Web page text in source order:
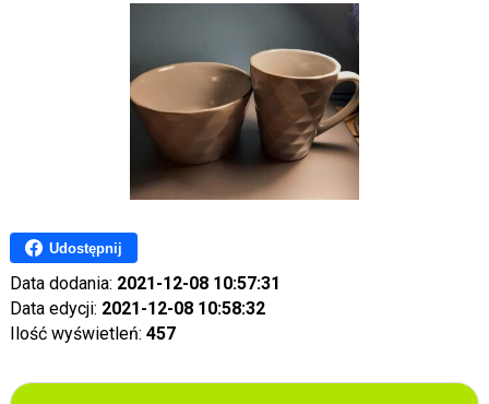
Udostępnij
Data dodania: 2021-12-08 10:57:31
Data edycji: 2021-12-08 10:58:32
Ilość wyświetleń: 457